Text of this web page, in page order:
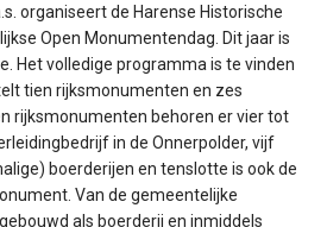
organiseert de Harense Historische
Open Monumentendag. Dit jaar is
Het volledige programma is te vinden
telt tien rijksmonumenten en zes
rijksmonumenten behoren er vier tot
in de Onnerpolder, vijf
boerderijen en tenslotte is ook de
Van de gemeentelijke
als boerderij en inmiddels